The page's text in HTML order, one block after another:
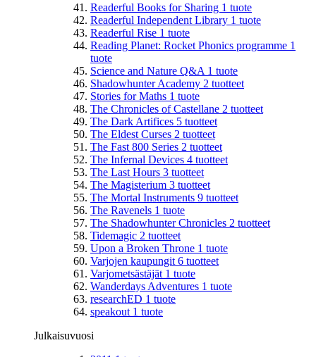
Readerful Books for Sharing 1 tuote
Readerful Independent Library 1 tuote
Readerful Rise 1 tuote
Reading Planet: Rocket Phonics programme 1
tuote
Science and Nature Q&A 1 tuote
Shadowhunter Academy 2 tuotteet
Stories for Maths 1 tuote
The Chronicles of Castellane 2 tuotteet
The Dark Artifices 5 tuotteet
The Eldest Curses 2 tuotteet
The Fast 800 Series 2 tuotteet
The Infernal Devices 4 tuotteet
The Last Hours 3 tuotteet
The Magisterium 3 tuotteet
The Mortal Instruments 9 tuotteet
The Ravenels 1 tuote
The Shadowhunter Chronicles 2 tuotteet
Tidemagic 2 tuotteet
Upon a Broken Throne 1 tuote
Varjojen kaupungit 6 tuotteet
Varjometsästäjät 1 tuote
Wanderdays Adventures 1 tuote
researchED 1 tuote
speakout 1 tuote
Julkaisuvuosi